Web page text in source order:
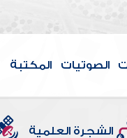
الصوتيات المكتبة
الشجرة العلمية